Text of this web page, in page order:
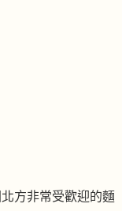
方非常受歡迎的麵